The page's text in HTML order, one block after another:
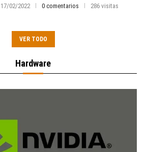
17/02/2022 0 comentarios 286 visitas
VER TODO
Hardware